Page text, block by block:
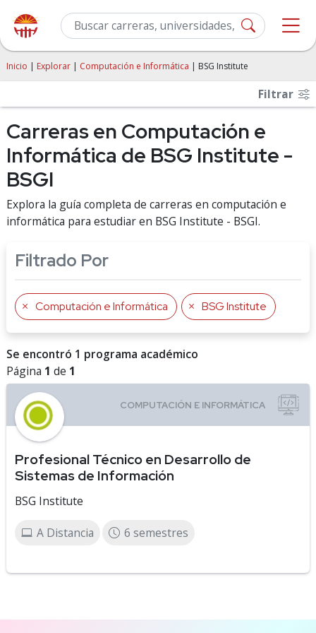
Inicio | Explorar | Computación e Informática | BSG Institute
Filtrar
Carreras en Computación e
Informática de BSG Institute -
BSGI
Explora la guía completa de carreras en computación e
informática para estudiar en BSG Institute - BSGI.
Filtrado Por
Computación e Informática BSG Institute
Se encontró 1 programa académico
Página 1 de 1
Profesional Técnico en Desarrollo de
Sistemas de Información
BSG Institute
A Distancia 6 semestres